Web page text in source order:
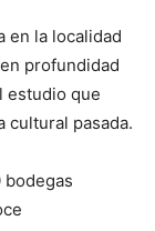
en la localidad
profundidad
estudio que
cultural pasada.
bodegas